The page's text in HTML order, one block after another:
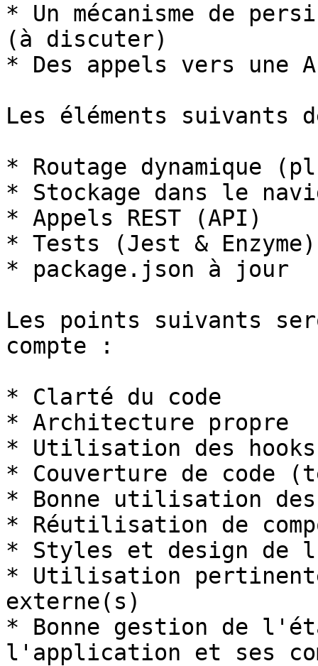
* Un mécanisme de
(à discuter)
* Des appels vers une
Les éléments suivants
* Routage dynamique
* Stockage dans le
* Appels REST (API)
* Tests (Jest & Enzyme)
* package.json à jour
Les points suivants
compte :
* Clarté du code
* Architecture propre
* Utilisation des hooks
* Couverture de code
* Bonne utilisation
* Réutilisation de
* Styles et design de
* Utilisation
externe(s)
* Bonne gestion de
l'application et ses